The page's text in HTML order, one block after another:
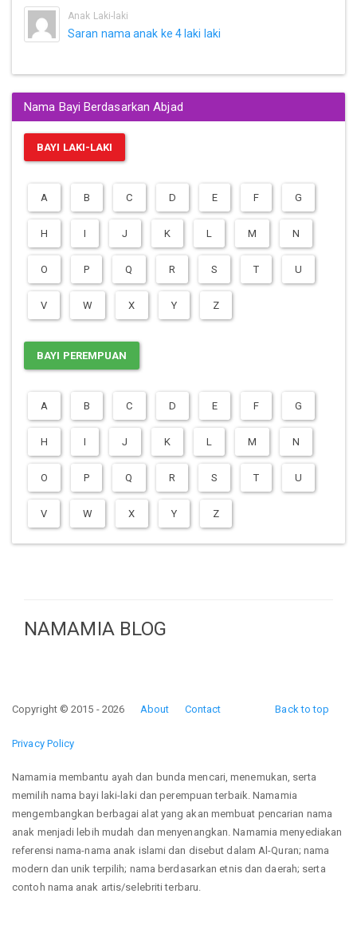
Anak Laki-laki
Saran nama anak ke 4 laki laki
Nama Bayi Berdasarkan Abjad
BAYI LAKI-LAKI
A B C D E F G
H I J K L M N
O P Q R S T U
V W X Y Z
BAYI PEREMPUAN
A B C D E F G
H I J K L M N
O P Q R S T U
V W X Y Z
NAMAMIA BLOG
Back to top
Copyright © 2015 - 2026 About Contact
Privacy Policy
Namamia membantu ayah dan bunda mencari, menemukan, serta
memilih nama bayi laki-laki dan perempuan terbaik. Namamia
mengembangkan berbagai alat yang akan membuat pencarian nama
anak menjadi lebih mudah dan menyenangkan. Namamia menyediakan
referensi nama-nama anak islami dan disebut dalam Al-Quran; nama
modern dan unik terpilih; nama berdasarkan etnis dan daerah; serta
contoh nama anak artis/selebriti terbaru.